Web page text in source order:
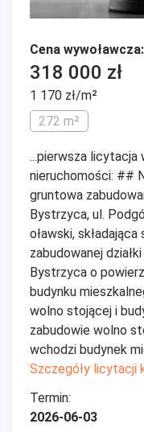
Cena wywoławcza:
318 000 zł
1 170 zł/m²
272 m²
...pierwsza
nieruchomości: ##
gruntowa
Bystrzyca, ul.
oławski,
zabudowanej
Bystrzyca o
budynku
wolno stojącej i
zabudowie wolno
wchodzi budynek
Szczegóły licytacji
Termin:
2026-06-03